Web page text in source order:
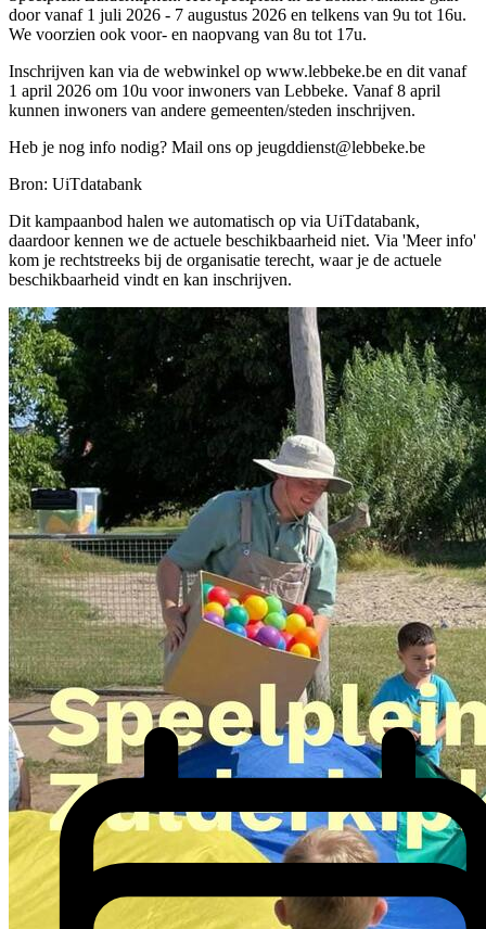
door vanaf 1 juli 2026 - 7 augustus 2026 en telkens van 9u tot 16u.
We voorzien ook voor- en naopvang van 8u tot 17u.
Inschrijven kan via de webwinkel op www.lebbeke.be en dit vanaf
1 april 2026 om 10u voor inwoners van Lebbeke. Vanaf 8 april
kunnen inwoners van andere gemeenten/steden inschrijven.
Heb je nog info nodig? Mail ons op jeugddienst@lebbeke.be
Bron: UiTdatabank
Dit kampaanbod halen we automatisch op via UiTdatabank,
daardoor kennen we de actuele beschikbaarheid niet. Via 'Meer info'
kom je rechtstreeks bij de organisatie terecht, waar je de actuele
beschikbaarheid vindt en kan inschrijven.